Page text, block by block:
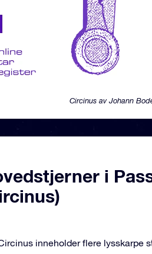
Circinus av Johann
i
inneholder flere lysskarpe